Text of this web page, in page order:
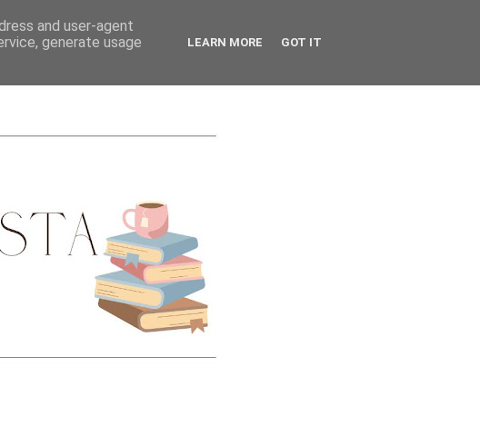
CATEGORIES
and user-agent
generate usage
LEARN MORE GOT IT